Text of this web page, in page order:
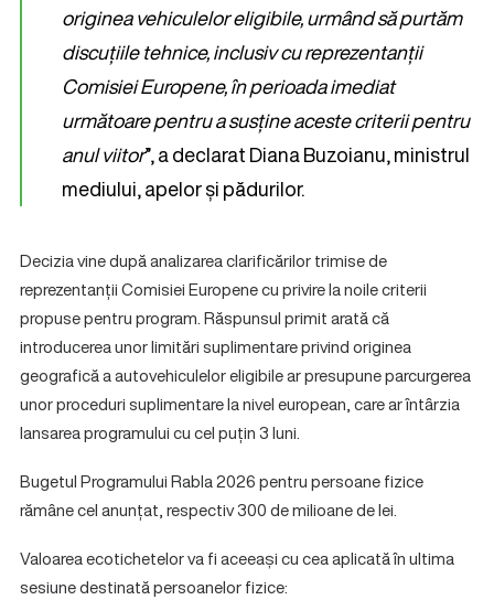
originea vehiculelor eligibile, urmând să purtăm
discuțiile tehnice, inclusiv cu reprezentanții
Comisiei Europene, în perioada imediat
următoare pentru a susține aceste criterii pentru
anul viitor”, a declarat Diana Buzoianu, ministrul
mediului, apelor și pădurilor.
Decizia vine după analizarea clarificărilor trimise de
reprezentanții Comisiei Europene cu privire la noile criterii
propuse pentru program. Răspunsul primit arată că
introducerea unor limitări suplimentare privind originea
geografică a autovehiculelor eligibile ar presupune parcurgerea
unor proceduri suplimentare la nivel european, care ar întârzia
lansarea programului cu cel puțin 3 luni.
Bugetul Programului Rabla 2026 pentru persoane fizice
rămâne cel anunțat, respectiv 300 de milioane de lei.
Valoarea ecotichetelor va fi aceeași cu cea aplicată în ultima
sesiune destinată persoanelor fizice: